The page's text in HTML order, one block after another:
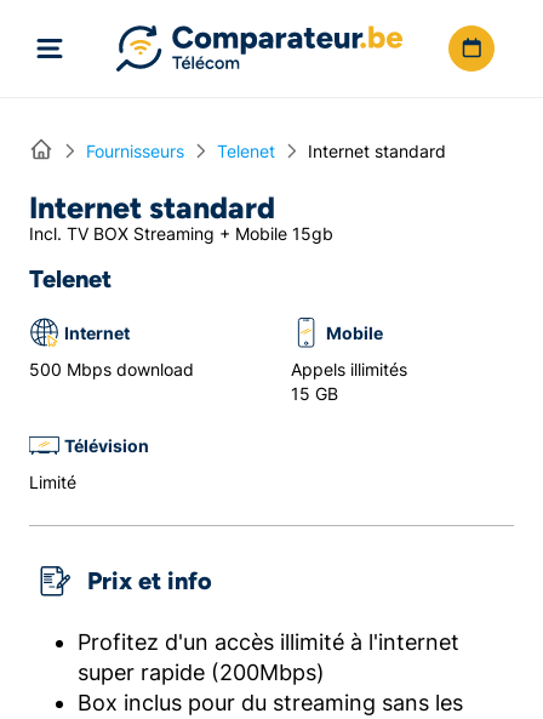
Home Fournisseurs Telenet Internet standard
Internet standard
Incl. TV BOX Streaming + Mobile 15gb
Telenet
Internet
500 Mbps download
Mobile
Appels illimités
15 GB
Télévision
Limité
Prix et info
Profitez d'un accès illimité à l'internet
super rapide (200Mbps)
Box inclus pour du streaming sans les